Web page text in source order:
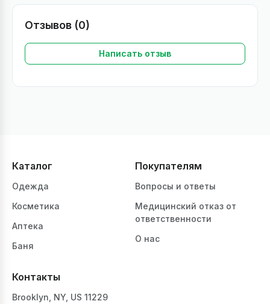
Отзывов (0)
Написать отзыв
Каталог
Одежда
Косметика
Аптека
Баня
Покупателям
Вопросы и ответы
Медицинский отказ от
ответственности
О нас
Контакты
Brooklyn, NY, US 11229